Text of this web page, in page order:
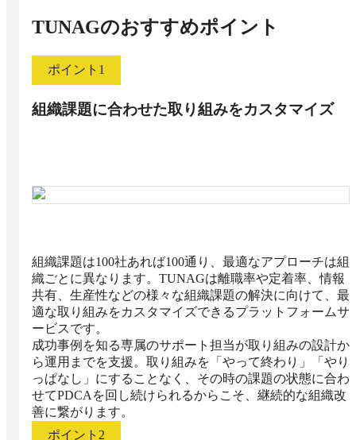
TUNAGのおすすめポイント
ポイント 1
組織課題に合わせた取り組みをカスタマイズ
組織課題は100社あれば100通り、最適なアプローチは組
織ごとに異なります。TUNAGは離職率や定着率、情報
共有、生産性などの様々な組織課題の解決に向けて、最
適な取り組みをカスタマイズできるプラットフォームサ
ービスです。
成功事例を知る専属のサポート担当が取り組みの設計か
ら運用までを支援。取り組みを「やって終わり」「やり
っぱなし」にすることなく、その時の課題の状態に合わ
せてPDCAを回し続けられるからこそ、継続的な組織改
善に繋がります。
ポイント 2